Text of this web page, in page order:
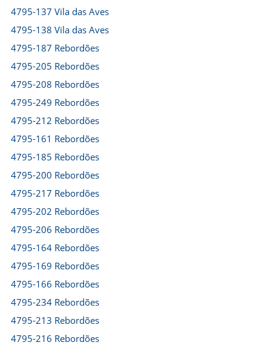
4795-137 Vila das Aves
4795-138 Vila das Aves
4795-187 Rebordões
4795-205 Rebordões
4795-208 Rebordões
4795-249 Rebordões
4795-212 Rebordões
4795-161 Rebordões
4795-185 Rebordões
4795-200 Rebordões
4795-217 Rebordões
4795-202 Rebordões
4795-206 Rebordões
4795-164 Rebordões
4795-169 Rebordões
4795-166 Rebordões
4795-234 Rebordões
4795-213 Rebordões
4795-216 Rebordões